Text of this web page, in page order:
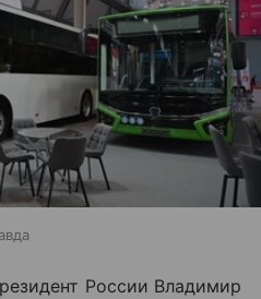
России Владимир